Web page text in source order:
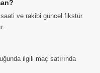
saati ve rakibi güncel fikstür
ilgili maç satırında